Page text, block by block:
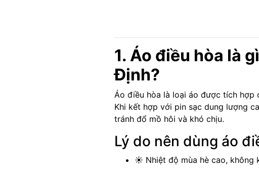
1. Áo điều hòa là
Định?
Áo điều hòa là loại áo được tích hợp
Khi kết hợp với pin sạc dung lượng
tránh đổ mồ hôi và khó chịu.
Lý do nên dùng áo
☀️ Nhiệt độ mùa hè cao, không